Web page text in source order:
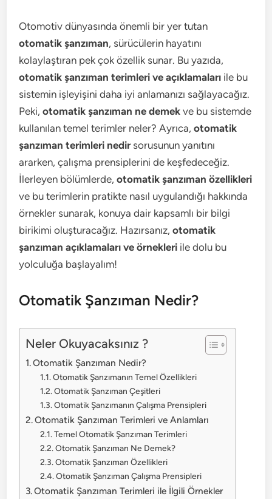
Otomotiv dünyasında önemli bir yer tutan
otomatik şanzıman, sürücülerin hayatını
kolaylaştıran pek çok özellik sunar. Bu yazıda,
otomatik şanzıman terimleri ve açıklamaları ile bu
sistemin işleyişini daha iyi anlamanızı sağlayacağız.
Peki,otomatik şanzıman ne demek ve bu sistemde
kullanılan temel terimler neler? Ayrıca,otomatik
şanzıman terimleri nedirsorusunun yanıtını
ararken, çalışma prensiplerini de keşfedeceğiz.
İlerleyen bölümlerde,otomatik şanzıman özellikleri
ve bu terimlerin pratikte nasıl uygulandığı hakkında
örnekler sunarak, konuya dair kapsamlı bir bilgi
birikimi oluşturacağız. Hazırsanız,otomatik
şanzıman açıklamaları ve örnekleri ile dolu bu
yolculuğa başlayalım!
Otomatik Şanzıman Nedir?
Neler Okuyacaksınız ?
Otomatik Şanzıman Nedir?
Otomatik Şanzımanın Temel Özellikleri
Otomatik Şanzıman Çeşitleri
Otomatik Şanzımanın Çalışma Prensipleri
Otomatik Şanzıman Terimleri ve Anlamları
Temel Otomatik Şanzıman Terimleri
Otomatik Şanzıman Ne Demek?
Otomatik Şanzıman Özellikleri
Otomatik Şanzıman Çalışma Prensipleri
Otomatik Şanzıman Terimleri ile İlgili Örnekler